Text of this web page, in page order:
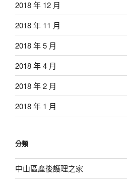
2018 年 12 月
2018 年 11 月
2018 年 5 月
2018 年 4 月
2018 年 2 月
2018 年 1 月
分類
中山區產後護理之家